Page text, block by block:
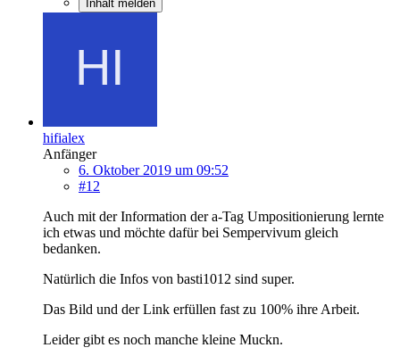
Inhalt melden
hifialex
Anfänger
6. Oktober 2019 um 09:52
#12
Auch mit der Information der a-Tag Umpositionierung lernte
ich etwas und möchte dafür bei Sempervivum gleich
bedanken.
Natürlich die Infos von basti1012 sind super.
Das Bild und der Link erfüllen fast zu 100% ihre Arbeit.
Leider gibt es noch manche kleine Muckn.